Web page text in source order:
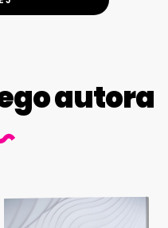
autora